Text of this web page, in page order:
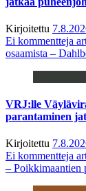
Kirjoitettu
Ei kommentteja
osaamista –
VRJ:lle
parantaminen
Kirjoitettu
Ei kommentteja
– Poikkimaantien